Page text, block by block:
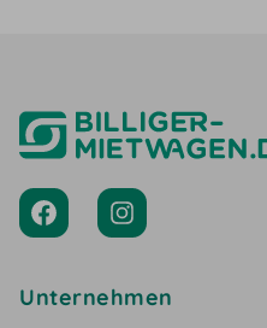
Unternehmen